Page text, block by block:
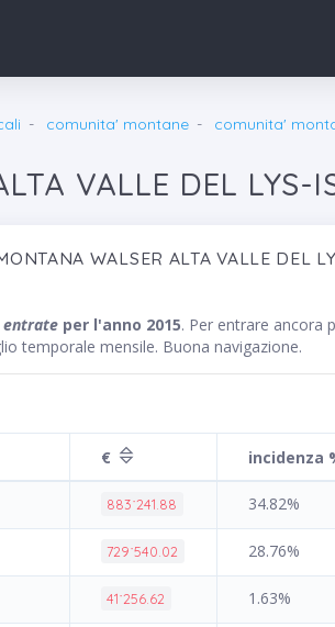
comunita' montane
comunita'
VALLE DEL LYS-
WALSER ALTA VALLE DEL
entrateper l'anno 2015. Per entrare ancora
temporale mensile. Buona navigazione.
€ incidenza
883˙241.88 34.82%
729˙540.02 28.76%
41˙256.62 1.63%